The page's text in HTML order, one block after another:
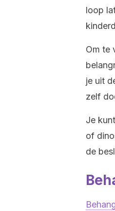
loop
Om te
je uit
zelf
Je
of
de